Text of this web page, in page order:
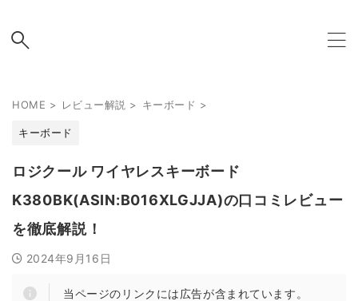
HOME > レビュー解説 > キーボード >
キーボード
ロジクール ワイヤレスキーボード
K380BK(ASIN:B016XLGJJA)の口コミレビュー
を徹底解説！
2024年9月16日
当ページのリンクには広告が含まれています。